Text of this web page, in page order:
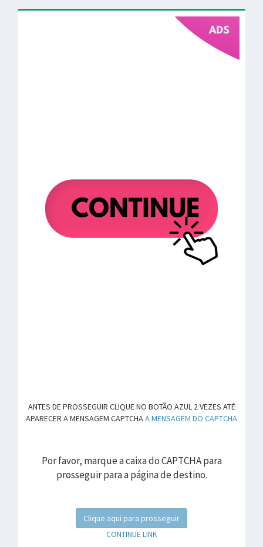
ANTES DE PROSSEGUIR CLIQUE NO BOTÃO AZUL 2 VEZES ATÉ
APARECER A MENSAGEM CAPTCHAA MENSAGEM DO CAPTCHA
Por favor, marque a caixa do CAPTCHA para
prosseguir para a página de destino.
Clique aqui para prosseguir
CONTINUE LINK